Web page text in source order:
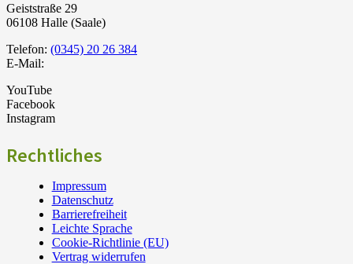
Geiststraße 29
06108 Halle (Saale)
Telefon: (0345) 20 26 384
E-Mail:
YouTube
Facebook
Instagram
Rechtliches
Impressum
Datenschutz
Barrierefreiheit
Leichte Sprache
Cookie-Richtlinie (EU)
Vertrag widerrufen